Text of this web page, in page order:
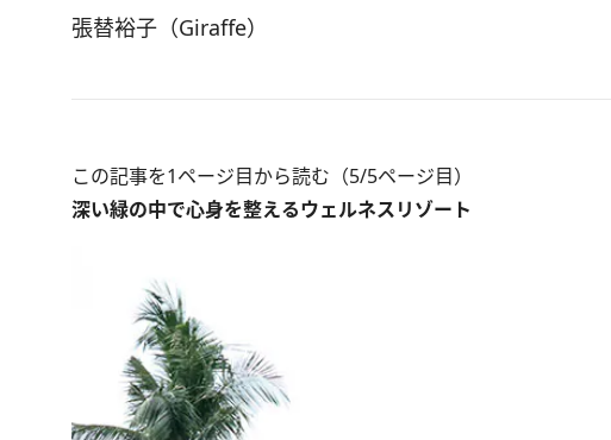
張替裕子（Giraffe）
この記事を1ページ目から読む（5/5ページ目）
深い緑の中で心身を整えるウェルネスリゾート